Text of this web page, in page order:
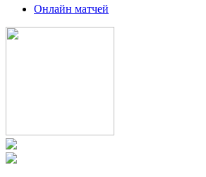
Онлайн матчей